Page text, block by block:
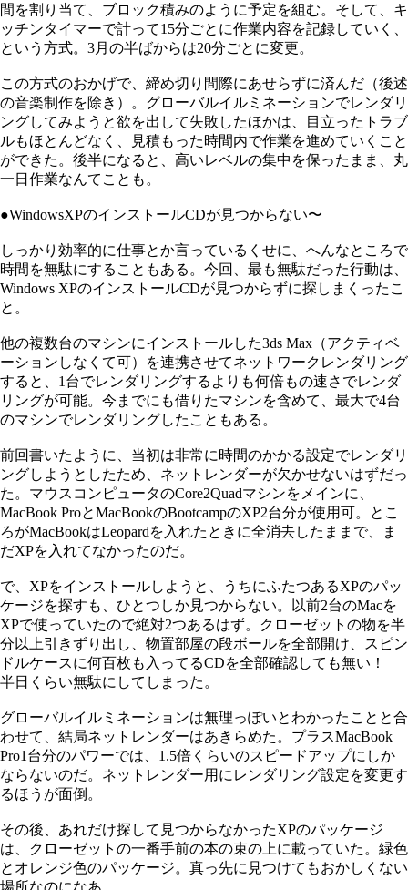
間を割り当て、ブロック積みのように予定を組む。そして、キ
ッチンタイマーで計って15分ごとに作業内容を記録していく、
という方式。3月の半ばからは20分ごとに変更。
この方式のおかげで、締め切り間際にあせらずに済んだ（後述
の音楽制作を除き）。グローバルイルミネーションでレンダリ
ングしてみようと欲を出して失敗したほかは、目立ったトラブ
ルもほとんどなく、見積もった時間内で作業を進めていくこと
ができた。後半になると、高いレベルの集中を保ったまま、丸
一日作業なんてことも。
●WindowsXPのインストールCDが見つからない〜
しっかり効率的に仕事とか言っているくせに、へんなところで
時間を無駄にすることもある。今回、最も無駄だった行動は、
Windows XPのインストールCDが見つからずに探しまくったこ
と。
他の複数台のマシンにインストールした3ds Max（アクティベ
ーションしなくて可）を連携させてネットワークレンダリング
すると、1台でレンダリングするよりも何倍もの速さでレンダ
リングが可能。今までにも借りたマシンを含めて、最大で4台
のマシンでレンダリングしたこともある。
前回書いたように、当初は非常に時間のかかる設定でレンダリ
ングしようとしたため、ネットレンダーが欠かせないはずだっ
た。マウスコンピュータのCore2Quadマシンをメインに、
MacBook ProとMacBookのBootcampのXP2台分が使用可。とこ
ろがMacBookはLeopardを入れたときに全消去したままで、ま
だXPを入れてなかったのだ。
で、XPをインストールしようと、うちにふたつあるXPのパッ
ケージを探すも、ひとつしか見つからない。以前2台のMacを
XPで使っていたので絶対2つあるはず。クローゼットの物を半
分以上引きずり出し、物置部屋の段ボールを全部開け、スピン
ドルケースに何百枚も入ってるCDを全部確認しても無い！
半日くらい無駄にしてしまった。
グローバルイルミネーションは無理っぽいとわかったことと合
わせて、結局ネットレンダーはあきらめた。プラスMacBook
Pro1台分のパワーでは、1.5倍くらいのスピードアップにしか
ならないのだ。ネットレンダー用にレンダリング設定を変更す
るほうが面倒。
その後、あれだけ探して見つからなかったXPのパッケージ
は、クローゼットの一番手前の本の束の上に載っていた。緑色
とオレンジ色のパッケージ。真っ先に見つけてもおかしくない
場所なのになあ。